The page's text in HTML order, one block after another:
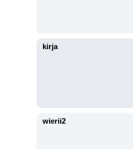
kirja
wierii2